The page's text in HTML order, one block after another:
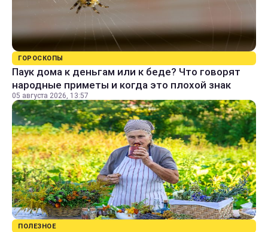
ГОРОСКОПЫ
Паук дома к деньгам или к беде? Что говорят
народные приметы и когда это плохой знак
05 августа 2026, 13:57
ПОЛЕЗНОЕ